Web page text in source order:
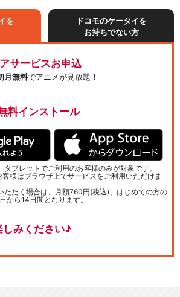
を
ドコモのケータイを
お持ちでない方
サービスお申込
月無料でアニメが見放題！
料インストール
タブレットでご利用のお客様のみが対象です。
様はブラウザ上でサービスをご利用いただけま
ただく場合は、月額760円(税込)、はじめての方の
から14日間となります。
しみください♪